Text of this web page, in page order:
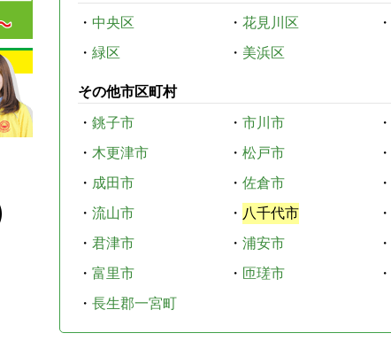
・ 中央区 ・ 花見川区 ・
・ 緑区 ・ 美浜区
その他市区町村
・ 銚子市 ・ 市川市 ・
・ 木更津市 ・ 松戸市 ・
・ 成田市 ・ 佐倉市 ・
・ 流山市 ・ 八千代市 ・
・ 君津市 ・ 浦安市 ・
・ 富里市 ・ 匝瑳市 ・
・ 長生郡一宮町